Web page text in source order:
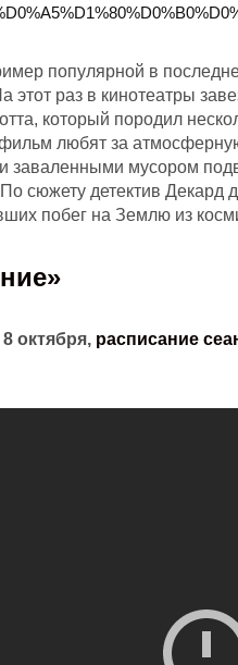
популярной в
этот раз в кинотеатры
который породил
любят за
заваленными мусором
сюжету детектив Декард
побег на Землю из
октября, расписание